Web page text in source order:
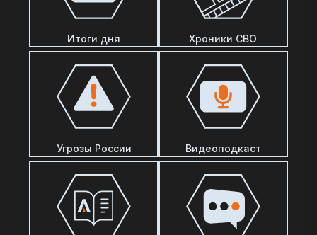
Итоги дня Хроники СВО
Угрозы России Видеоподкаст